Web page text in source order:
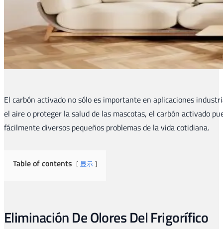
El carbón activado no sólo es importante en aplicaciones
el aire o proteger la salud de las mascotas, el carbón activado
fácilmente diversos pequeños problemas de la vida cotidiana.
Table of contents 显示
Eliminación De Olores Del Frigorífico